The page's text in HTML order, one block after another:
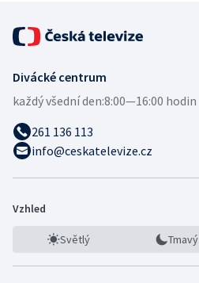
Divácké centrum
každý všední den:8:00—16:00 hodin
261 136 113
info@ceskatelevize.cz
Vzhled
Světlý Tmavý